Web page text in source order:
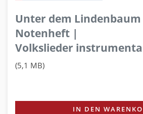
Unter dem
Notenheft |
Volkslieder
(5,1 MB)
IN DEN